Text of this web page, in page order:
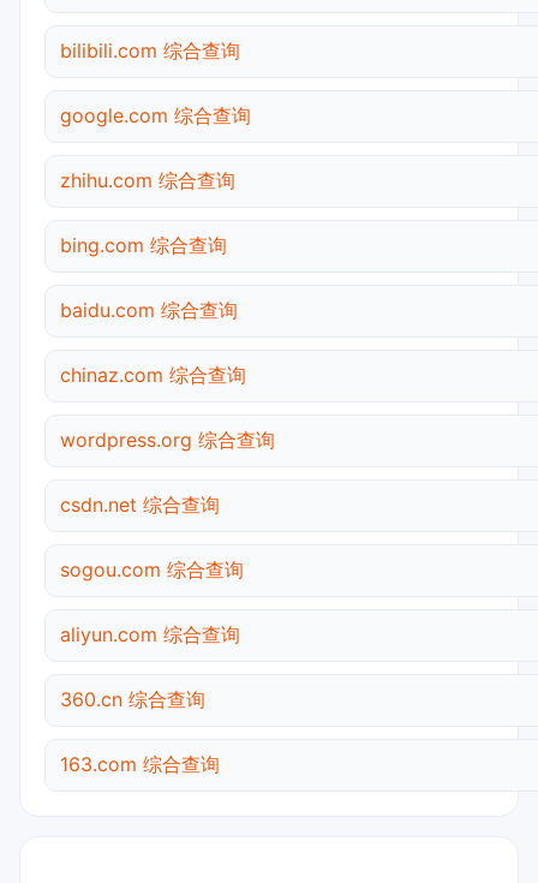
bilibili.com 综合查询
google.com 综合查询
zhihu.com 综合查询
bing.com 综合查询
baidu.com 综合查询
chinaz.com 综合查询
wordpress.org 综合查询
csdn.net 综合查询
sogou.com 综合查询
aliyun.com 综合查询
360.cn 综合查询
163.com 综合查询